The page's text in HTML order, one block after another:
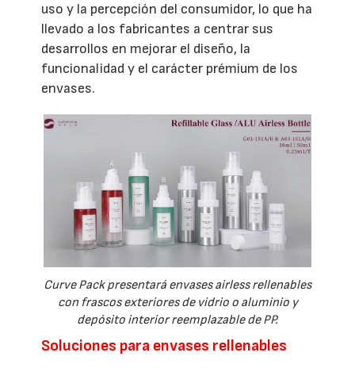
uso y la percepción del consumidor, lo que ha
llevado a los fabricantes a centrar sus
desarrollos en mejorar el diseño, la
funcionalidad y el carácter prémium de los
envases.
Curve Pack presentará envases airless rellenables
con frascos exteriores de vidrio o aluminio y
depósito interior reemplazable de PP.
Soluciones para envases rellenables